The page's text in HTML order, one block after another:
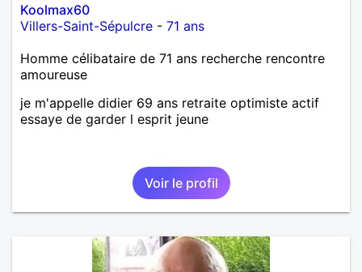
Koolmax60
Villers-Saint-Sépulcre - 71 ans
Homme célibataire de 71 ans recherche rencontre
amoureuse
je m'appelle didier 69 ans retraite optimiste actif
essaye de garder l esprit jeune
Voir le profil